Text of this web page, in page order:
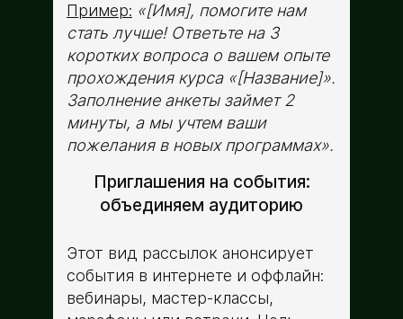
Пример: «[Имя], помогите нам
стать лучше! Ответьте на 3
коротких вопроса о вашем опыте
прохождения курса «[Название]».
Заполнение анкеты займет 2
минуты, а мы учтем ваши
пожелания в новых программах».
Приглашения на события:
объединяем аудиторию
Этот вид рассылок анонсирует
события в интернете и оффлайн:
вебинары, мастер-классы,